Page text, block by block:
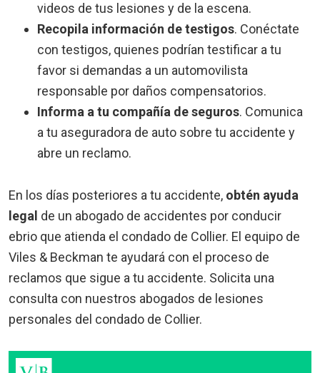
videos de tus lesiones y de la escena.
Recopila información de testigos. Conéctate
con testigos, quienes podrían testificar a tu
favor si demandas a un automovilista
responsable por daños compensatorios.
Informa a tu compañía de seguros. Comunica
a tu aseguradora de auto sobre tu accidente y
abre un reclamo.
En los días posteriores a tu accidente, obtén ayuda
legal de un abogado de accidentes por conducir
ebrio que atienda el condado de Collier. El equipo de
Viles & Beckman te ayudará con el proceso de
reclamos que sigue a tu accidente. Solicita una
consulta con nuestros abogados de lesiones
personales del condado de Collier.